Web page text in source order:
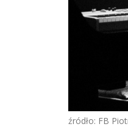
źródło: FB